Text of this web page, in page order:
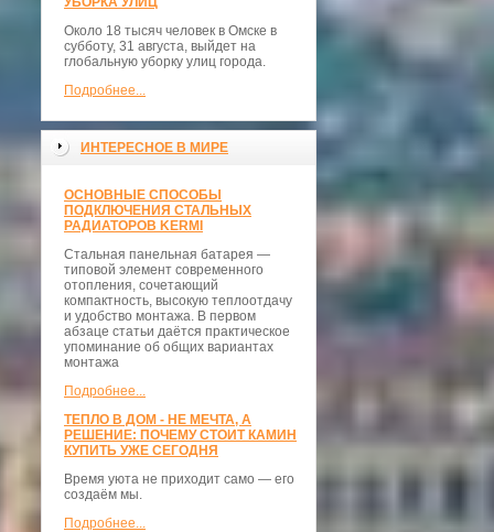
Около 18 тысяч человек в Омске в
субботу, 31 августа, выйдет на
глобальную уборку улиц города.
Подробнее...
ИНТЕРЕСНОЕ В МИРЕ
ОСНОВНЫЕ СПОСОБЫ
ПОДКЛЮЧЕНИЯ СТАЛЬНЫХ
РАДИАТОРОВ KERMI
Стальная панельная батарея —
типовой элемент современного
отопления, сочетающий
компактность, высокую теплоотдачу
и удобство монтажа. В первом
абзаце статьи даётся практическое
упоминание об общих вариантах
монтажа
Подробнее...
ТЕПЛО В ДОМ - НЕ МЕЧТА, А
РЕШЕНИЕ: ПОЧЕМУ СТОИТ КАМИН
КУПИТЬ УЖЕ СЕГОДНЯ
Время уюта не приходит само — его
создаём мы.
Подробнее...